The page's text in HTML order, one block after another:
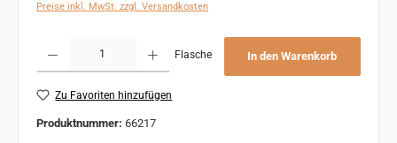
Preise inkl. MwSt. zzgl. Versandkosten
Flasche In den Warenkorb
Zu Favoriten hinzufügen
Produktnummer: 66217